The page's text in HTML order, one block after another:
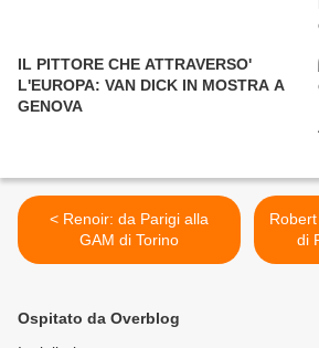
IL PITTORE CHE ATTRAVERSO'
L'EUROPA: VAN DICK IN MOSTRA A
GENOVA
< Renoir: da Parigi alla
GAM di Torino
di
Ospitato da Overblog